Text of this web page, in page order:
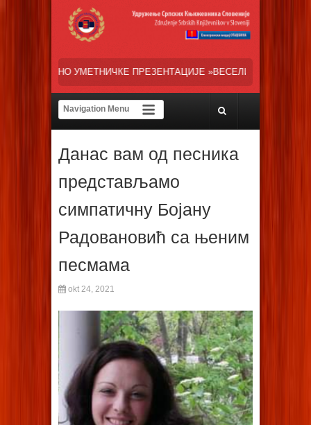
»ВЕСЕЛИ ДАНИ СРПСКЕ ДИЈАСПОРЕ« НАША ТРЕНУТНА
Данас вам од песника
представљамо
симпатичну Бојану
Радовановић са њеним
песмама
okt 24, 2021